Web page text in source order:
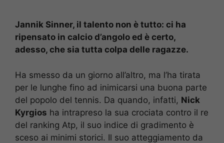
Jannik Sinner, il talento non è tutto: ci ha
ripensato in calcio d’angolo ed è certo,
adesso, che sia tutta colpa delle ragazze.
Ha smesso da un giorno all’altro, ma l’ha tirata
per le lunghe fino ad inimicarsi una buona parte
del popolo del tennis. Da quando, infatti, Nick
Kyrgios ha intrapreso la sua crociata contro il re
del ranking Atp, il suo indice di gradimento è
sceso ai minimi storici. Il suo atteggiamento da